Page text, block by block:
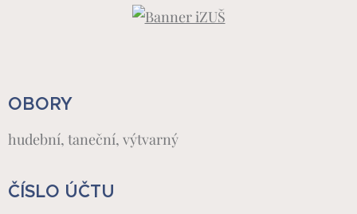
OBORY
hudební, taneční, výtvarný
ČÍSLO ÚČTU